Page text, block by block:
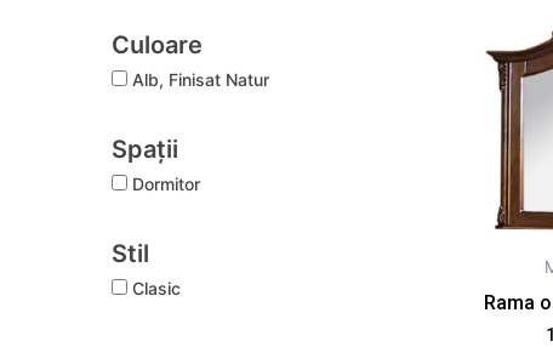
Culoare
Alb, Finisat Natur
Spații
Dormitor
Stil
Clasic
Rama